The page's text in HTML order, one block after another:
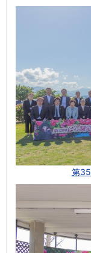
第